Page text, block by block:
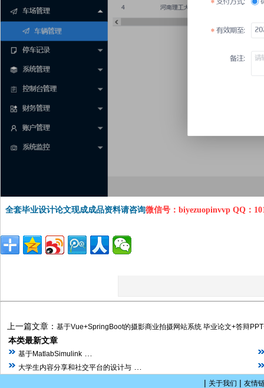
全套毕业设计论文现成成品资料请咨询微信号：biyezuopinvvp QQ：
上一篇文章： 基于Vue+SpringBoot的摄影商业拍摄网站系统 毕业论文+答辩
本类最新文章
基于MatlabSimulink…
大学生内容分享和社交平台的设计与…
| 关于我们 | 友情